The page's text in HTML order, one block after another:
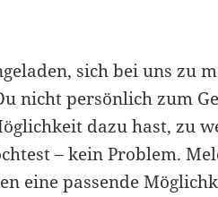
sich bei uns zu
nicht persönlich zum
dazu hast, zu
– kein Problem.
eine passende